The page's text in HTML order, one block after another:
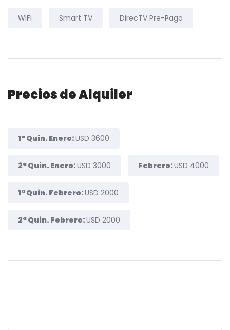
WiFi Smart TV DirecTV Pre-Pago
Precios de Alquiler
1ª Quin. Enero:USD 3600
2ª Quin. Enero:USD 3000 Febrero:USD 4000
1ª Quin. Febrero:USD 2000
2ª Quin. Febrero:USD 2000